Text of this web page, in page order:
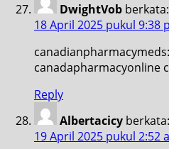
DwightVob berkata:
18 April 2025 pukul 9:38
canadianpharmacymeds:
canadapharmacyonline
Reply
Albertacicy berkata:
19 April 2025 pukul 2:52